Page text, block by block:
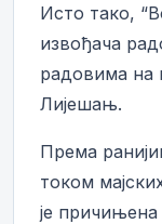
Исто тако,
извођача
радовима на
Лијешањ.
Према
током
је